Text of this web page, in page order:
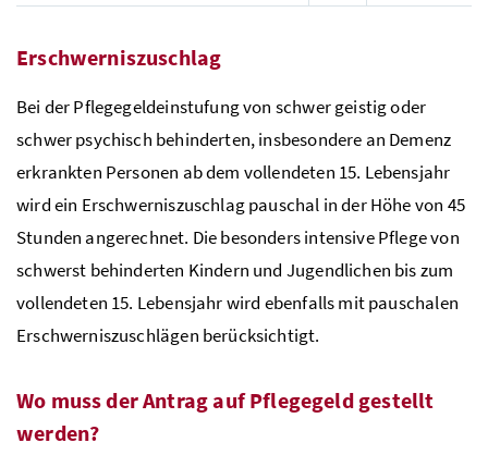
Erschwerniszuschlag
Bei der Pflegegeldeinstufung von schwer geistig oder
schwer psychisch behinderten, insbesondere an Demenz
erkrankten Personen ab dem vollendeten 15. Lebensjahr
wird ein Erschwerniszuschlag pauschal in der Höhe von 45
Stunden angerechnet. Die besonders intensive Pflege von
schwerst behinderten Kindern und Jugendlichen bis zum
vollendeten 15. Lebensjahr wird ebenfalls mit pauschalen
Erschwerniszuschlägen berücksichtigt.
Wo muss der Antrag auf Pflegegeld gestellt
werden?